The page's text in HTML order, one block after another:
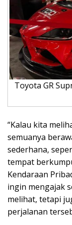
Toyota GR
“Kalau kita
semuanya
sederhana,
tempat
Kendaraan
ingin mengajak
melihat, tetapi
perjalanan